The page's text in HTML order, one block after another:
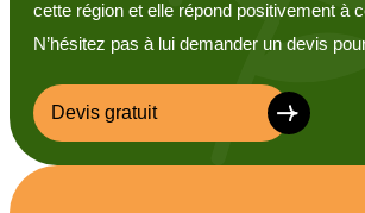
cette région et elle répond positivement à
N’hésitez pas à lui demander un devis
Devis gratuit